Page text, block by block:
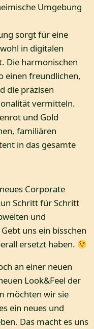
Umgebung
sorgt für eine
in digitalen
Die harmonischen
einen freundlichen,
die präzisen
vermitteln.
und Gold
familiären
in das gesamte
Corporate
Schritt für Schritt
und
uns ein bisschen
ersetzt haben.
an einer neuen
Look&Feel der
möchten wir sie
ein neues und
Das macht es uns